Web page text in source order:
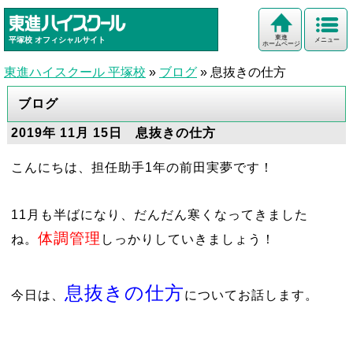
平塚校 オフィシャルサイト メニュー
東進
ホームページ
東進ハイスクール 平塚校 » ブログ » 息抜きの仕方
ブログ
2019年 11月 15日 息抜きの仕方
こんにちは、担任助手1年の前田実夢です！
11月も半ばになり、だんだん寒くなってきました
ね。 体調管理 しっかりしていきましょう！
今日は、 息抜きの仕方についてお話します。